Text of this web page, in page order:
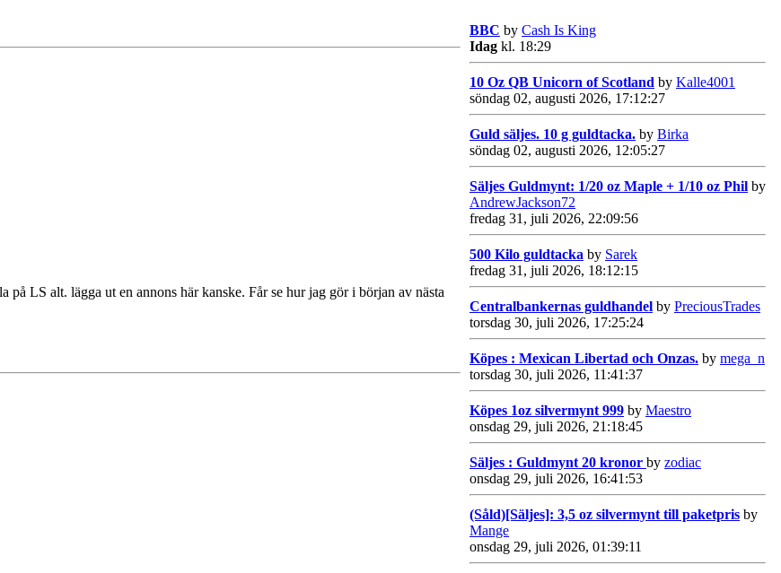
LS alt. lägga ut en annons här kanske. Får se hur jag gör i början av nästa
BBC by Cash Is King
Idag kl. 18:29
10 Oz QB Unicorn of Scotland by Kalle4001
söndag 02, augusti 2026, 17:12:27
Guld säljes. 10 g guldtacka. by Birka
söndag 02, augusti 2026, 12:05:27
Säljes Guldmynt: 1/20 oz Maple + 1/10 oz Phil by
AndrewJackson72
fredag 31, juli 2026, 22:09:56
500 Kilo guldtacka by Sarek
fredag 31, juli 2026, 18:12:15
Centralbankernas guldhandel by PreciousTrades
torsdag 30, juli 2026, 17:25:24
Köpes : Mexican Libertad och Onzas. by mega_n
torsdag 30, juli 2026, 11:41:37
Köpes 1oz silvermynt 999 by Maestro
onsdag 29, juli 2026, 21:18:45
Säljes : Guldmynt 20 kronor by zodiac
onsdag 29, juli 2026, 16:41:53
(Såld)[Säljes]: 3,5 oz silvermynt till paketpris by
Mange
onsdag 29, juli 2026, 01:39:11